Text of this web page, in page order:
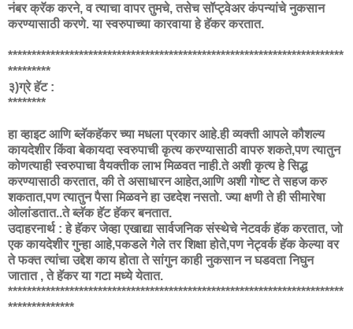
नंबर क्रॅक करने, व त्याचा वापर तुमचे, तसेच सॉप्ट्वेअर कंपन्यांचे नुकसान
करण्यासाठी करणे. या स्वरुपाच्या कारवाया हे हॅकर करतात.
***********************************************************************
*********
३)ग्रे हॅट :
********
हा व्हाइट आणि ब्लॅकहॅकर च्या मधला प्रकार आहे.ही व्यक्ती आपले कौशल्य
कायदेशीर किंवा बेकायदा स्वरुपाची कृत्य करण्यासाठी वापरु शकते,पण त्यातुन
कोणत्याही स्वरुपाचा वैयक्तीक लाभ मिळवत नाही.ते अशी कृत्य हे सिद्ध
करण्यासाठी करतात, की ते असाधारन आहेत,आणि अशी गोष्ट ते सहज करु
शकतात,पण त्यातुन पैसा मिळवने हा उद्द्देश नसतो. ज्या क्षणी ते ही सीमारेषा
ओलांडतात..ते ब्लॅक हॅट हॅकर बनतात.
उदाहरनार्थ : हे हॅकर जेव्हा एखाद्या सार्वजनिक संस्थेचे नेटवर्क हॅक करतात, जो
एक कायदेशीर गुन्हा आहे,पकडले गेले तर शिक्षा होते,पण नेट्वर्क हॅक केल्या वर
ते फक्त त्यांचा उद्देश काय होता ते सांगुन काही नुकसान न घडवता निघुन
जातात , ते हॅकर या गटा मध्ये येतात.
***********************************************************************
**************